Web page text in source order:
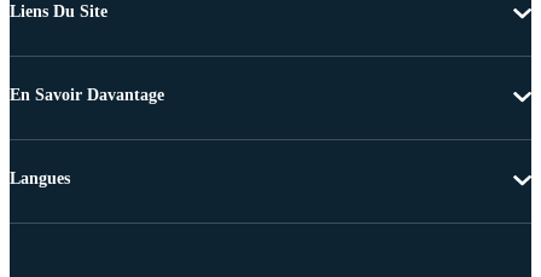
Liens Du Site
En Savoir Davantage
Langues